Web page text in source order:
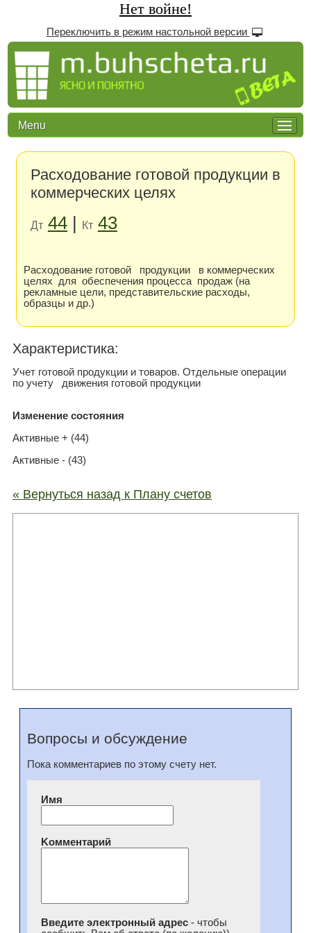
Нет войне!
Переключить в режим настольной версии
Menu
Расходование готовой продукции в
коммерческих целях
Дт 44| Кт 43
Расходование готовой продукции в коммерческих
целях для обеспечения процесса продаж (на
рекламные цели, представительские расходы,
образцы и др.)
Xарактеристика:
Учет готовой продукции и товаров. Отдельные операции
по учету движения готовой продукции
Изменение состояния
Активные + (44)
Активные - (43)
« Вернуться назад к Плану счетов
Вопросы и обсуждение
Пока комментариев по этому счету нет.
Имя
Kомментарий
Введите электронный адрес- чтобы